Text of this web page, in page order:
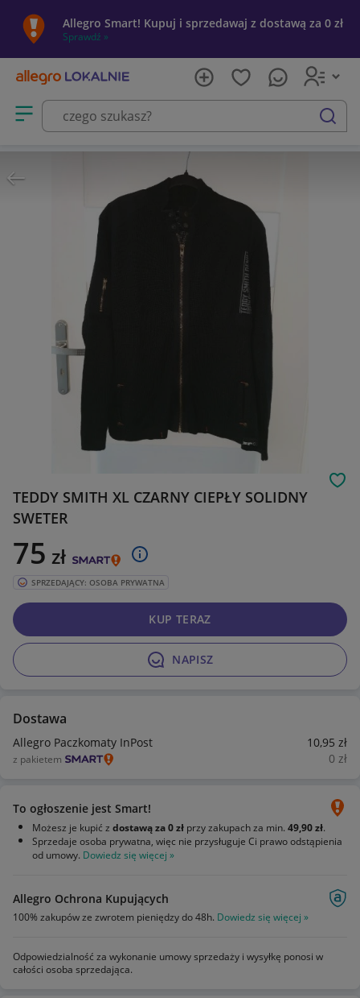
Allegro Smart! Kupuj i sprzedawaj z dostawą za 0 zł
Sprawdź »
Otwórz menu z kategoriami
szukaj
TEDDY SMITH XL CZARNY CIEPŁY SOLIDNY
SWETER
75 zł
SPRZEDAJĄCY: OSOBA PRYWATNA
NAPISZ
KUP TERAZ
Dostawa
Allegro Paczkomaty InPost 10,95 zł
z pakietem 0 zł
To ogłoszenie jest Smart!
Możesz je kupić z dostawą za 0 zł przy zakupach za min. 49,90 zł.
Sprzedaje osoba prywatna, więc nie przysługuje Ci prawo odstąpienia
od umowy. Dowiedz się więcej »
Allegro Ochrona Kupujących
100% zakupów ze zwrotem pieniędzy do 48h. Dowiedz się więcej »
Odpowiedzialność za wykonanie umowy sprzedaży i wysyłkę ponosi w
całości osoba sprzedająca.